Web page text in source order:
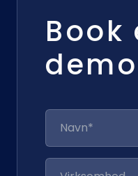
Book
demo